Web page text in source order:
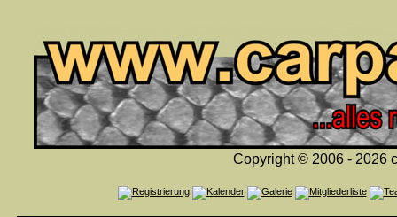
Copyright © 2006 - 2026